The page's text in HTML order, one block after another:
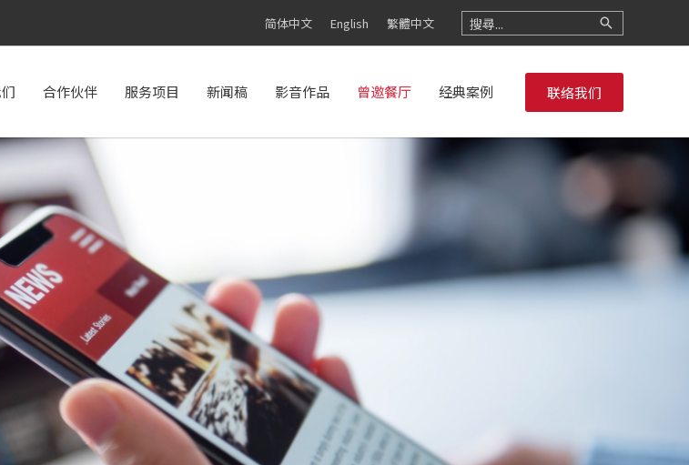
简体中文 English 繁體中文
Search
for:
合作伙伴 服务项目 新闻稿 影音作品 曾邀餐厅 经典案例 联络我们